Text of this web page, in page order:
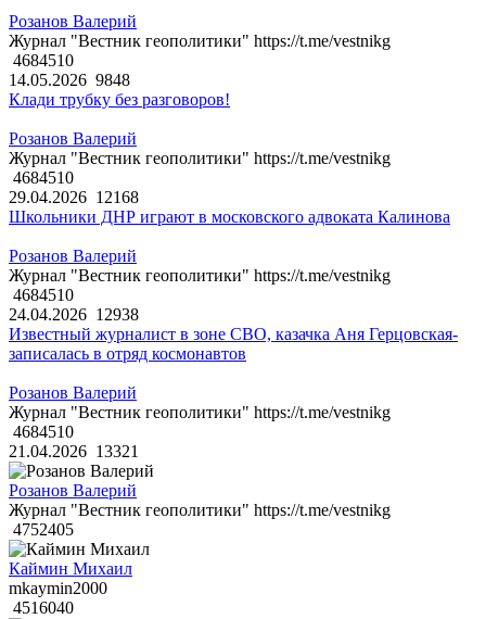
Розанов Валерий
Журнал "Вестник геополитики" https://t.me/vestnikg
4684510
14.05.2026 9848
Клади трубку без разговоров!
Розанов Валерий
Журнал "Вестник геополитики" https://t.me/vestnikg
4684510
29.04.2026 12168
Школьники ДНР играют в московского адвоката Калинова
Розанов Валерий
Журнал "Вестник геополитики" https://t.me/vestnikg
4684510
24.04.2026 12938
Известный журналист в зоне СВО, казачка Аня Герцовская-
записалась в отряд космонавтов
Розанов Валерий
Журнал "Вестник геополитики" https://t.me/vestnikg
4684510
21.04.2026 13321
Розанов Валерий
Журнал "Вестник геополитики" https://t.me/vestnikg
4752405
Каймин Михаил
mkaymin2000
4516040